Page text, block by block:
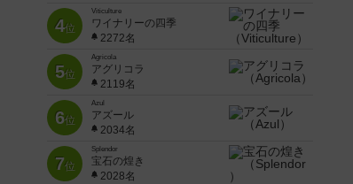
4位
Viticulture
ワイナリーの四季
2272名
5位
Agricola
アグリコラ
2119名
6位
Azul
アズール
2034名
7位
Splendor
宝石の煌き
2028名